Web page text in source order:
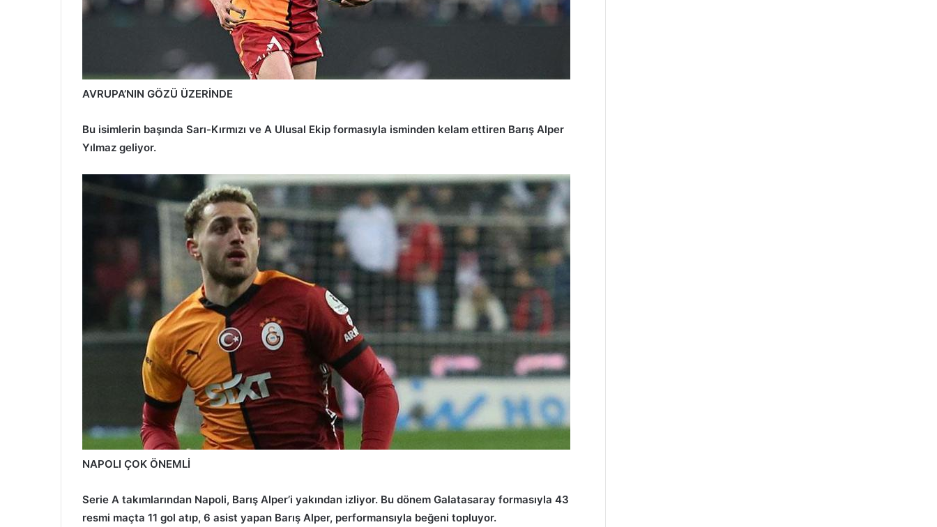
AVRUPA’NIN GÖZÜ ÜZERİNDE
Bu isimlerin başında Sarı-Kırmızı ve A Ulusal Ekip formasıyla isminden kelam ettiren Barış Alper
Yılmaz geliyor.
NAPOLI ÇOK ÖNEMLİ
Serie A takımlarından Napoli, Barış Alper’i yakından izliyor. Bu dönem Galatasaray formasıyla 43
resmi maçta 11 gol atıp, 6 asist yapan Barış Alper, performansıyla beğeni topluyor.